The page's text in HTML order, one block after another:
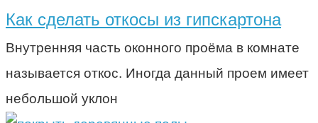
Как сделать откосы из гипскартона
Внутренняя часть оконного проёма в комнате
называется откос. Иногда данный проем имеет
небольшой уклон